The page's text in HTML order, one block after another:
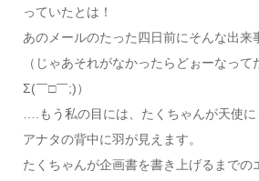
っていたとは！
あのメールのたった四日前にそんな出来
（じゃあそれがなかったらどぉーなって
Σ(￣□￣;)）
….もう私の目には、たくちゃんが天使
アナタの背中に羽が見えます。
たくちゃんが企画書を書き上げるまでの